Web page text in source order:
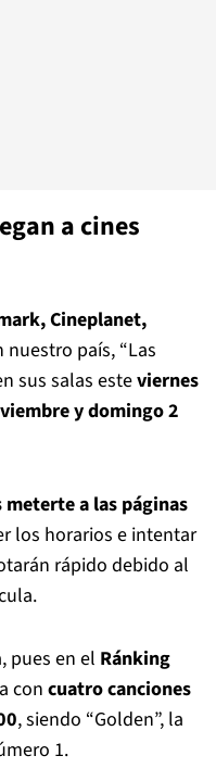
a cines
Cineplanet,
nuestro país, “Las
sus salas esteviernes
y domingo 2
meterte a las páginas
los horarios e intentar
rápido debido al
pues en el Ránking
con cuatro canciones
, siendo “Golden”, la
1.